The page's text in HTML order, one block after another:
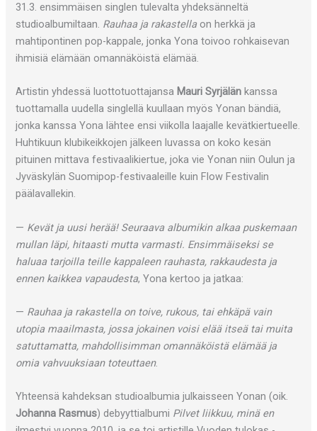
31.3. ensimmäisen singlen tulevalta yhdeksänneltä
studioalbumiltaan. Rauhaa ja rakastella on herkkä ja
mahtipontinen pop-kappale, jonka Yona toivoo rohkaisevan
ihmisiä elämään omannäköistä elämää.
Artistin yhdessä luottotuottajansa Mauri Syrjälän kanssa
tuottamalla uudella singlellä kuullaan myös Yonan bändiä,
jonka kanssa Yona lähtee ensi viikolla laajalle kevätkiertueelle.
Huhtikuun klubikeikkojen jälkeen luvassa on koko kesän
pituinen mittava festivaalikiertue, joka vie Yonan niin Oulun ja
Jyväskylän Suomipop-festivaaleille kuin Flow Festivalin
päälavallekin.
— Kevät ja uusi herää! Seuraava albumikin alkaa puskemaan
mullan läpi, hitaasti mutta varmasti. Ensimmäiseksi se
haluaa tarjoilla teille kappaleen rauhasta, rakkaudesta ja
ennen kaikkea vapaudesta, Yona kertoo ja jatkaa:
— Rauhaa ja rakastella on toive, rukous, tai ehkäpä vain
utopia maailmasta, jossa jokainen voisi elää itseä tai muita
satuttamatta, mahdollisimman omannäköistä elämää ja
omia vahvuuksiaan toteuttaen.
Yhteensä kahdeksan studioalbumia julkaisseen Yonan (oik.
Johanna Rasmus) debyyttialbumi Pilvet liikkuu, minä en